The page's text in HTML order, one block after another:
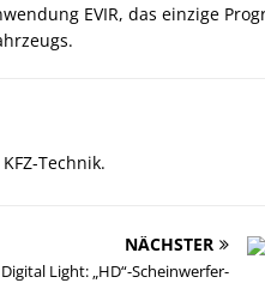
EVIR, das einzige
Technik.
NÄCHSTER
Digital Light: „HD“-Scheinwerfer-